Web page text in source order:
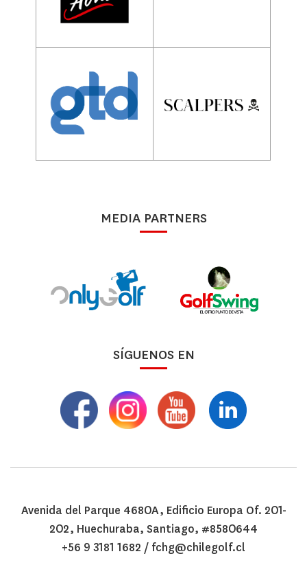
MEDIA PARTNERS
SÍGUENOS EN
Avenida del Parque 4680A, Edificio Europa Of. 201-
202, Huechuraba, Santiago, #8580644
+56 9 3181 1682 / fchg@chilegolf.cl